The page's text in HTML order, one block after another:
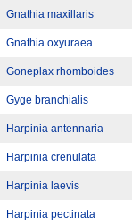
Gnathia maxillaris
Gnathia oxyuraea
Goneplax rhomboides
Gyge branchialis
Harpinia antennaria
Harpinia crenulata
Harpinia laevis
Harpinia pectinata